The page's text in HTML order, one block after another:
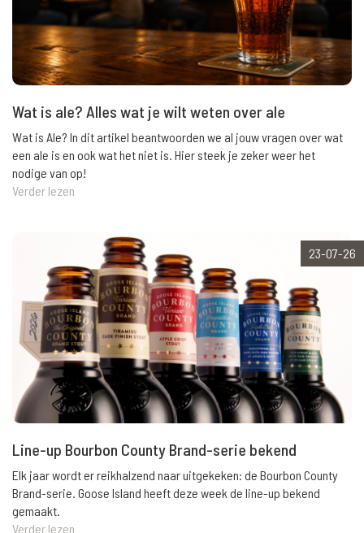
Wat is ale? Alles wat je wilt weten over ale
Wat is Ale? In dit artikel beantwoorden we al jouw vragen over wat
een ale is en ook wat het niet is. Hier steek je zeker weer het
nodige van op!
Verder lezen
23-07-26
Line-up Bourbon County Brand-serie bekend
Elk jaar wordt er reikhalzend naar uitgekeken: de Bourbon County
Brand-serie. Goose Island heeft deze week de line-up bekend
gemaakt.
Verder lezen